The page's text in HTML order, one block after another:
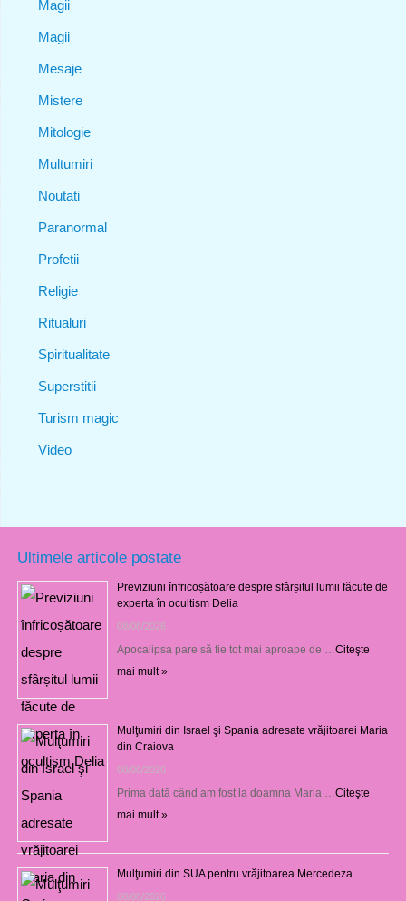
Magii
Magii
Mesaje
Mistere
Mitologie
Multumiri
Noutati
Paranormal
Profetii
Religie
Ritualuri
Spiritualitate
Superstitii
Turism magic
Video
Ultimele articole postate
Previziuni înfricoșătoare despre sfârșitul lumii făcute de
experta în ocultism Delia
08/08/2026
Apocalipsa pare să fie tot mai aproape de … Citeşte
mai mult »
Mulţumiri din Israel şi Spania adresate vrăjitoarei Maria
din Craiova
08/08/2026
Prima dată când am fost la doamna Maria … Citeşte
mai mult »
Mulţumiri din SUA pentru vrăjitoarea Mercedeza
08/08/2026